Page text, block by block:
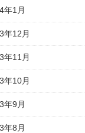
年1月
年12月
年11月
年10月
年9月
年8月